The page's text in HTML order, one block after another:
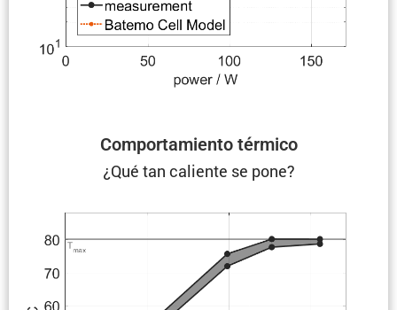
Compor­ta­miento térmico
¿Qué tan caliente se pone?